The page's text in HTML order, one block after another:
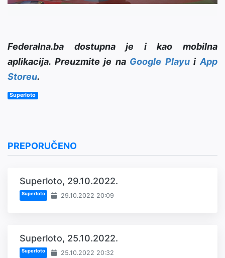
Federalna.ba dostupna je i kao mobilna
aplikacija. Preuzmite je na Google PlayuiApp
Storeu.
Superloto
PREPORUČENO
Superloto, 29.10.2022.
Superloto 29.10.2022 20:09
Superloto, 25.10.2022.
Superloto 25.10.2022 20:32